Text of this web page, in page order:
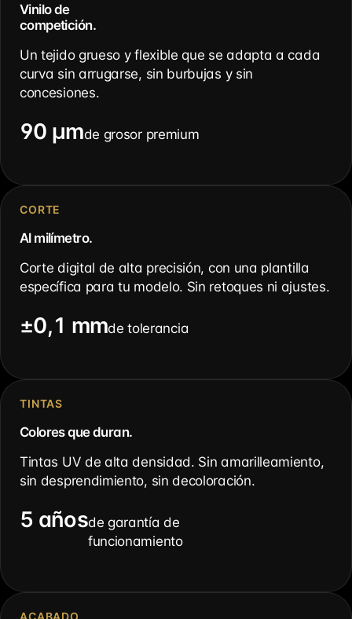
Vinilo de
competición.
Un tejido grueso y flexible que se adapta a cada
curva sin arrugarse, sin burbujas y sin
concesiones.
90 µmde grosor premium
CORTE
Al milímetro.
Corte digital de alta precisión, con una plantilla
específica para tu modelo. Sin retoques ni ajustes.
±0,1 mmde tolerancia
TINTAS
Colores que duran.
Tintas UV de alta densidad. Sin amarilleamiento,
sin desprendimiento, sin decoloración.
5 añosde garantía de
funcionamiento
ACABADO